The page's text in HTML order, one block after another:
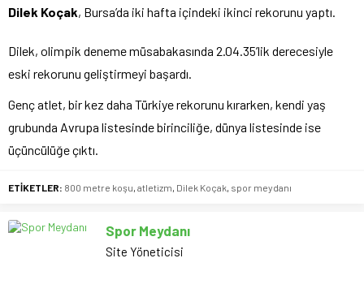
Dilek Koçak, Bursa’da iki hafta içindeki ikinci rekorunu yaptı.
Dilek, olimpik deneme müsabakasında 2.04.35’lik derecesiyle
eski rekorunu geliştirmeyi başardı.
Genç atlet, bir kez daha Türkiye rekorunu kırarken, kendi yaş
grubunda Avrupa listesinde birinciliğe, dünya listesinde ise
üçüncülüğe çıktı.
ETİKETLER: 800 metre koşu atletizm Dilek Koçak spor meydanı
Spor Meydanı
Site Yöneticisi